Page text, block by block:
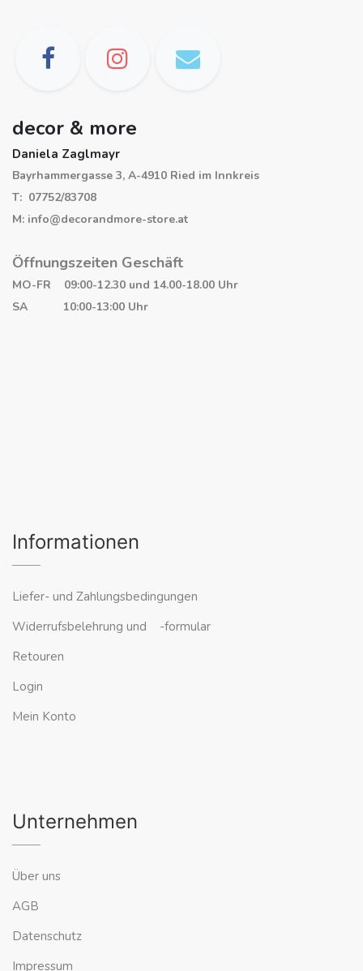
decor & more
Daniela Zaglmayr
Bayrhammergasse 3, A-4910 Ried im Innkreis
T: 07752/83708
M: info@decorandmore-store.at
Öffnungszeiten Geschäft
MO-FR 09:00-12.30 und 14.00-18.00 Uhr
SA 10:00-13:00 Uhr
Informationen
Liefer- und Zahlungsbedingungen
Widerrufsbelehrung und -formular
Retouren
Login
Mein Konto
Unternehmen
Über uns
AGB
Datenschutz
Impressum